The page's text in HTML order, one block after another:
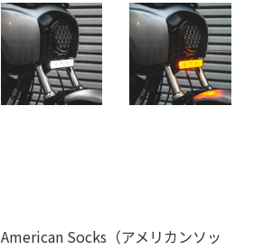
American Socks（アメリカンソッ